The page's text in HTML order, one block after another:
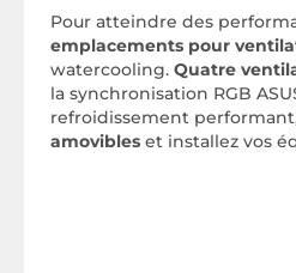
Pour atteindre des
emplacements pour
watercooling. Quatre
la synchronisation RGB
refroidissement
amovibles et installez vos